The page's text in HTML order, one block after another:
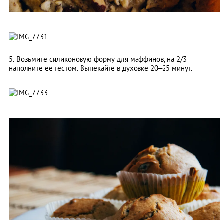
5. Возьмите силиконовую форму для маффинов, на 2/3
наполните ее тестом. Выпекайте в духовке 20–25 минут.